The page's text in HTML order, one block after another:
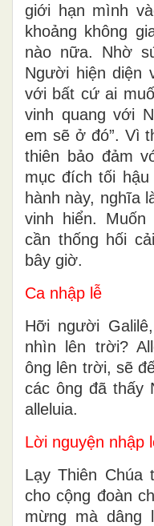
giới hạn mình
khoảng không
nào nữa. Nhờ
Người hiện diện
với bất cứ ai
vinh quang với
em sẽ ở đó”. Vì
thiên bảo đảm
mục đích tối
hành này, nghĩa
vinh hiển.
cần thống hối
bây giờ.
Ca nhập lễ
Hỡi người
nhìn lên trời?
ông lên trời, sẽ
các ông đã thấy
alleluia.
Lời nguyện nhập
Lạy Thiên Chúa
cho cộng đoàn
mừng mà dâng